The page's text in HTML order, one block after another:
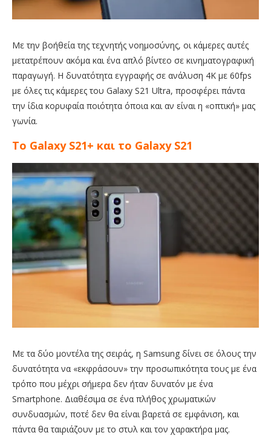
Με την βοήθεία της τεχνητής νοημοσύνης, οι κάμερες αυτές
μετατρέπουν ακόμα και ένα απλό βίντεο σε κινηματογραφική
παραγωγή. Η δυνατότητα εγγραφής σε ανάλυση 4Κ με 60fps
με όλες τις κάμερες του Galaxy S21 Ultra, προσφέρει πάντα
την ίδια κορυφαία ποιότητα όποια και αν είναι η «οπτική» μας
γωνία.
Το Galaxy S21+ και το Galaxy S21
Με τα δύο μοντέλα της σειράς, η Samsung δίνει σε όλους την
δυνατότητα να «εκφράσουν» την προσωπικότητα τους με ένα
τρόπο που μέχρι σήμερα δεν ήταν δυνατόν με ένα
Smartphone. Διαθέσιμα σε ένα πλήθος χρωματικών
συνδυασμών, ποτέ δεν θα είναι βαρετά σε εμφάνιση, και
πάντα θα ταιριάζουν με το στυλ και τον χαρακτήρα μας.